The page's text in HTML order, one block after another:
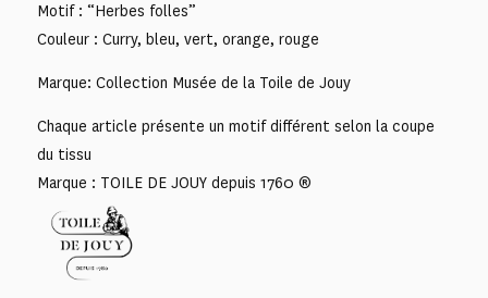
Motif : “Herbes folles”
Couleur : Curry, bleu, vert, orange, rouge
Marque: Collection Musée de la Toile de Jouy
Chaque article présente un motif différent selon la coupe
du tissu
Marque : TOILE DE JOUY depuis 1760 ®